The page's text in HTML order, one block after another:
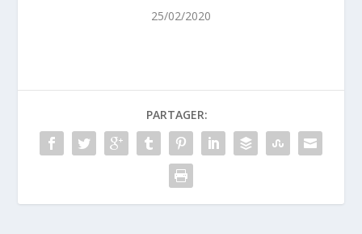
25/02/2020
PARTAGER: